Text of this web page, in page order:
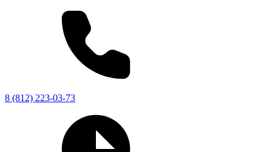
8 (812) 223-03-73